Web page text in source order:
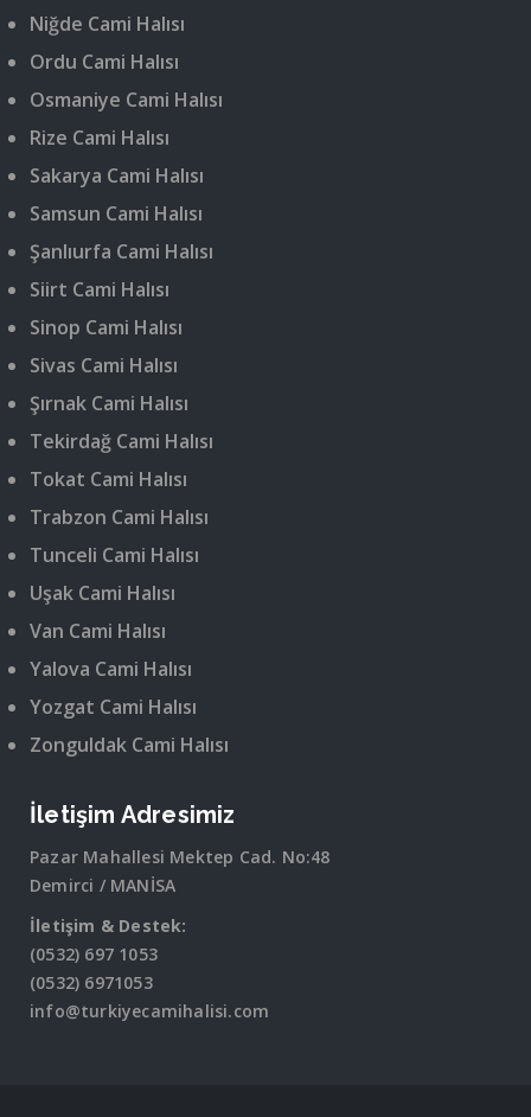
Niğde Cami Halısı
Ordu Cami Halısı
Osmaniye Cami Halısı
Rize Cami Halısı
Sakarya Cami Halısı
Samsun Cami Halısı
Şanlıurfa Cami Halısı
Siirt Cami Halısı
Sinop Cami Halısı
Sivas Cami Halısı
Şırnak Cami Halısı
Tekirdağ Cami Halısı
Tokat Cami Halısı
Trabzon Cami Halısı
Tunceli Cami Halısı
Uşak Cami Halısı
Van Cami Halısı
Yalova Cami Halısı
Yozgat Cami Halısı
Zonguldak Cami Halısı
İletişim Adresimiz
Pazar Mahallesi Mektep Cad. No:48
Demirci / MANİSA
İletişim & Destek:
(0532) 697 1053
(0532) 6971053
info@turkiyecamihalisi.com